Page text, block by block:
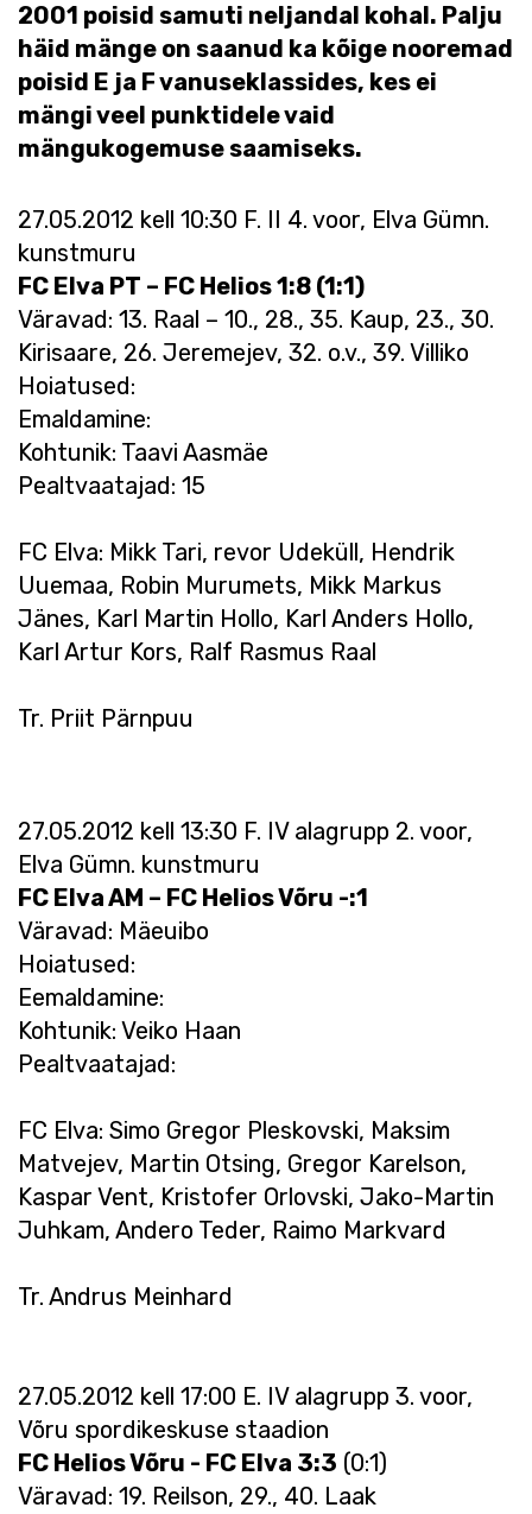
2001 poisid samuti neljandal kohal. Palju
häid mänge on saanud ka kõige nooremad
poisid E ja F vanuseklassides, kes ei
mängi veel punktidele vaid
mängukogemuse saamiseks.
27.05.2012 kell 10:30 F. II 4. voor, Elva Gümn.
kunstmuru
FC Elva PT – FC Helios 1:8 (1:1)
Väravad: 13. Raal – 10., 28., 35. Kaup, 23., 30.
Kirisaare, 26. Jeremejev, 32. o.v., 39. Villiko
Hoiatused:
Emaldamine:
Kohtunik: Taavi Aasmäe
Pealtvaatajad: 15
FC Elva: Mikk Tari, revor Udeküll, Hendrik
Uuemaa, Robin Murumets, Mikk Markus
Jänes, Karl Martin Hollo, Karl Anders Hollo,
Karl Artur Kors, Ralf Rasmus Raal
Tr. Priit Pärnpuu
27.05.2012 kell 13:30 F. IV alagrupp 2. voor,
Elva Gümn. kunstmuru
FC Elva AM – FC Helios Võru -:1
Väravad: Mäeuibo
Hoiatused:
Eemaldamine:
Kohtunik: Veiko Haan
Pealtvaatajad:
FC Elva: Simo Gregor Pleskovski, Maksim
Matvejev, Martin Otsing, Gregor Karelson,
Kaspar Vent, Kristofer Orlovski, Jako-Martin
Juhkam, Andero Teder, Raimo Markvard
Tr. Andrus Meinhard
27.05.2012 kell 17:00 E. IV alagrupp 3. voor,
Võru spordikeskuse staadion
FC Helios Võru - FC Elva 3:3 (0:1)
Väravad: 19. Reilson, 29., 40. Laak